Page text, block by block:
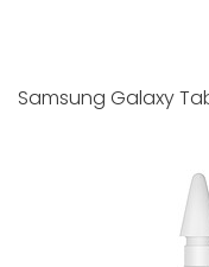
Samsung Galaxy